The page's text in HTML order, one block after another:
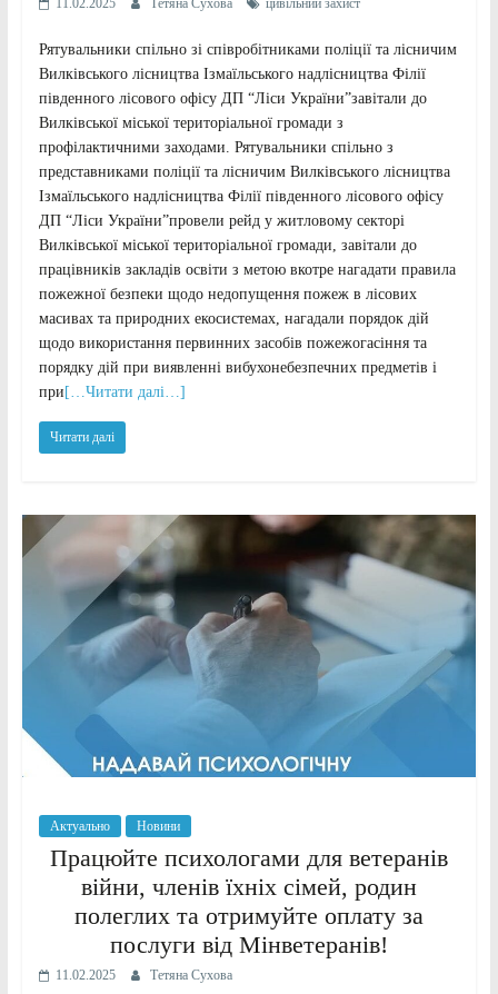
Рятувальники спільно зі співробітниками поліції та лісничим
Вилківського лісництва Ізмаїльського надлісництва Філії
південного лісового офісу ДП “Ліси України”завітали до
Вилківської міської територіальної громади з
профілактичними заходами. Рятувальники спільно з
представниками поліції та лісничим Вилківського лісництва
Ізмаїльського надлісництва Філії південного лісового офісу
ДП “Ліси України”провели рейд у житловому секторі
Вилківської міської територіальної громади, завітали до
працівників закладів освіти з метою вкотре нагадати правила
пожежної безпеки щодо недопущення пожеж в лісових
масивах та природних екосистемах, нагадали порядок дій
щодо використання первинних засобів пожежогасіння та
порядку дій при виявленні вибухонебезпечних предметів і
при[…Читати далі…]
Читати далі
Актуально Новини
Працюйте психологами для ветеранів
війни, членів їхніх сімей, родин
полеглих та отримуйте оплату за
послуги від Мінветеранів!
11.02.2025 Тетяна Сухова